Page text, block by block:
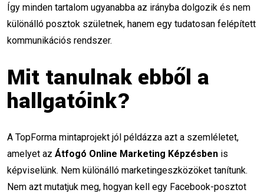
TikTok tippek Reels vágás
tartalomgyártás CapCut tanfolyam
influencer tippek keyframe használata
Google helyezés javítás Technikai SEO
Kulcsszó kutatás
Így minden tartalom ugyanabba az irányba dolgozik és nem
különálló posztok születnek, hanem egy tudatosan felépített
kommunikációs rendszer.
Mit tanulnak ebből a
hallgatóink?
A TopForma mintaprojekt jól példázza azt a szemléletet,
amelyet az Átfogó Online Marketing Képzésben is
képviselünk. Nem különálló marketingeszközöket tanítunk.
Nem azt mutatjuk meg, hogyan kell egy Facebook-posztot